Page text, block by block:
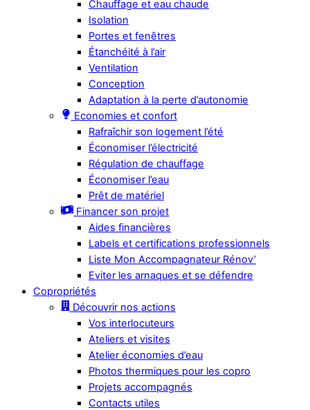
Chauffage et eau chaude
Isolation
Portes et fenêtres
Étanchéité à l’air
Ventilation
Conception
Adaptation à la perte d’autonomie
Economies et confort
Rafraîchir son logement l’été
Économiser l’électricité
Régulation de chauffage
Économiser l’eau
Prêt de matériel
Financer son projet
Aides financières
Labels et certifications professionnels
Liste Mon Accompagnateur Rénov’
Eviter les arnaques et se défendre
Copropriétés
Découvrir nos actions
Vos interlocuteurs
Ateliers et visites
Atelier économies d’eau
Photos thermiques pour les copro
Projets accompagnés
Contacts utiles